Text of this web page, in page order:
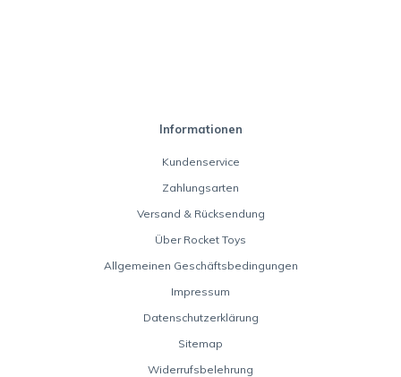
Informationen
Kundenservice
Zahlungsarten
Versand & Rücksendung
Über Rocket Toys
Allgemeinen Geschäftsbedingungen
Impressum
Datenschutzerklärung
Sitemap
Widerrufsbelehrung